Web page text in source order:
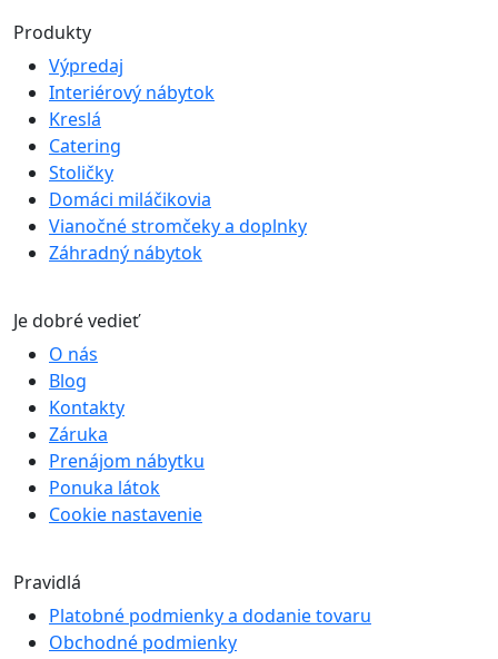
Produkty
Výpredaj
Interiérový nábytok
Kreslá
Catering
Stoličky
Domáci miláčikovia
Vianočné stromčeky a doplnky
Záhradný nábytok
Je dobré vedieť
O nás
Blog
Kontakty
Záruka
Prenájom nábytku
Ponuka látok
Cookie nastavenie
Pravidlá
Platobné podmienky a dodanie tovaru
Obchodné podmienky